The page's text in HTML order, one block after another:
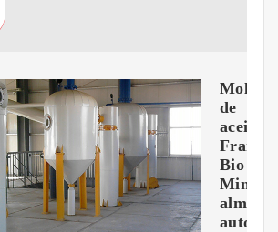
Molino
de
aceite
Bio
Mini